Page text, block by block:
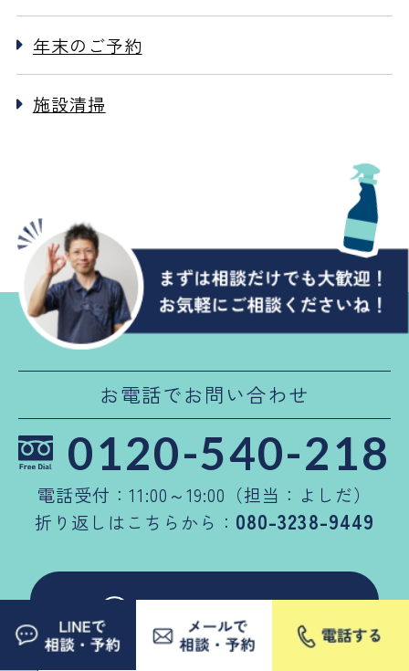
年末のご予約
施設清掃
お電話でお問い合わせ
0120-540-218
電話受付：11:00～19:00（担当：よしだ）
折り返しはこちらから： 080-3238-9449
LINEで相談・ご予約